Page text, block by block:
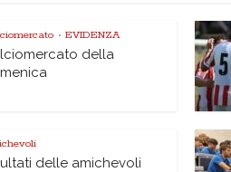
• EVIDENZA
della
delle amichevoli